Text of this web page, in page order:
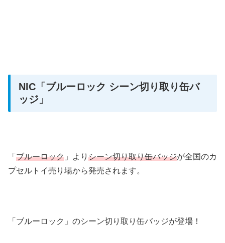
NIC 「ブルーロック シーン切り取り缶バ
ッジ」
「 ブルーロック 」より シーン切り取り缶バッジが全国のカ
プセルトイ売り場から発売されます。
「ブルーロック」のシーン切り取り缶バッジが登場！